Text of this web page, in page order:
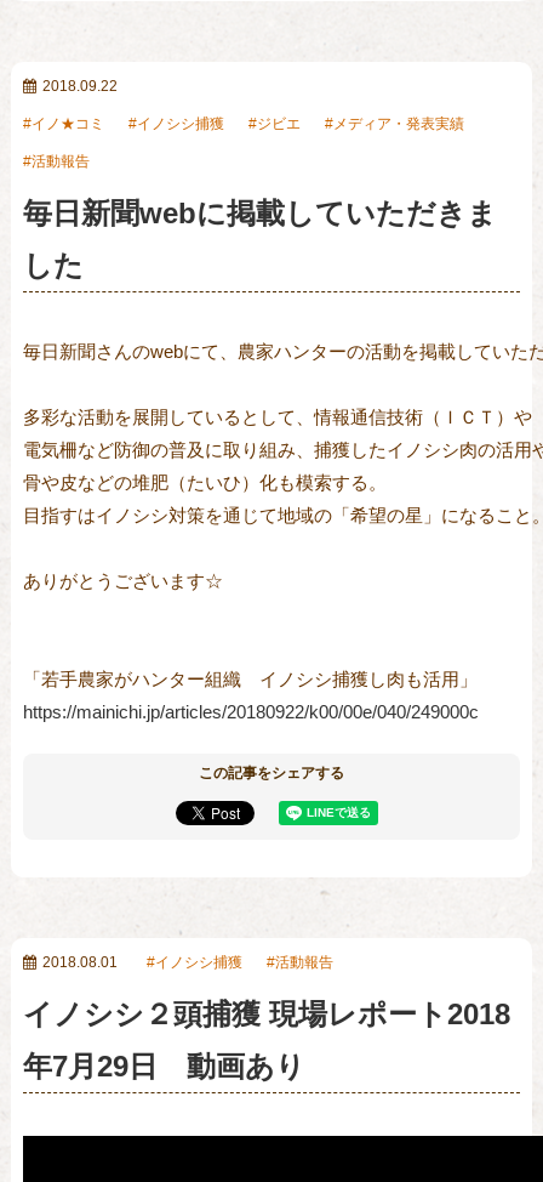
2018.09.22
イノ★コミ イノシシ捕獲 ジビエ メディア・発表実績
活動報告
毎日新聞webに掲載していただきま
した
毎日新聞さんのwebにて、農家ハンターの活動を掲載していた
多彩な活動を展開しているとして、情報通信技術（ＩＣＴ）や
電気柵など防御の普及に取り組み、捕獲したイノシシ肉の活用
骨や皮などの堆肥（たいひ）化も模索する。
目指すはイノシシ対策を通じて地域の「希望の星」になること
ありがとうございます☆
https://mainichi.jp/articles/20180922/k00/00e/040/249000c
この記事をシェアする
2018.08.01 イノシシ捕獲 活動報告
イノシシ２頭捕獲 現場レポート2018
年7月29日 動画あり